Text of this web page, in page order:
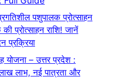
पशुपालक प्रोत्साहन
प्रोत्साहन राशि! जानें
प्रक्रिया
योजना – उत्तर प्रदेश :
लाभ, नई पात्रता और